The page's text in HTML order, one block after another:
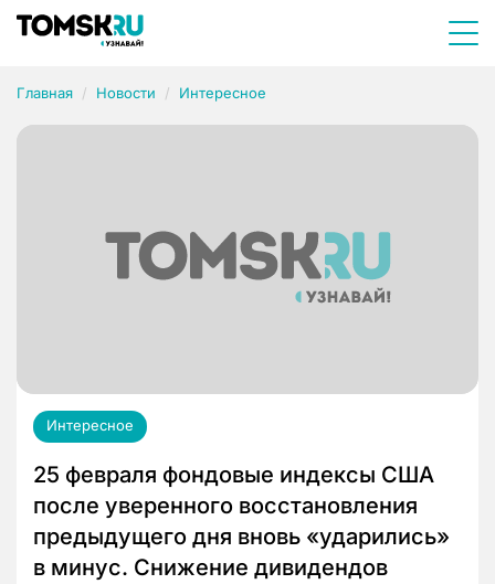
Главная Новости Интересное
Интересное
25 февраля фондовые индексы США
после уверенного восстановления
предыдущего дня вновь «ударились»
в минус. Снижение дивидендов